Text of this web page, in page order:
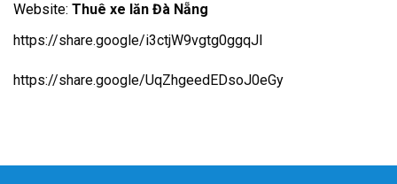
Website: Thuê xe lăn Đà Nẵng
https://share.google/i3ctjW9vgtg0ggqJl
https://share.google/UqZhgeedEDsoJ0eGy